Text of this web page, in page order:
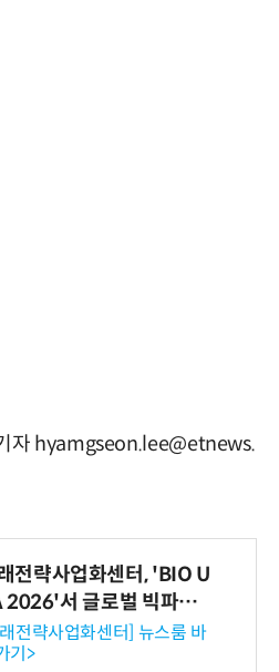
자 hyamgseon.lee@etnews.
전략사업화센터, 'BIO U
2026'서 글로벌 빅파마
비즈니스 미팅 지원…K
오 해외 진출 교두보 확
전략사업화센터] 뉴스룸 바
기>